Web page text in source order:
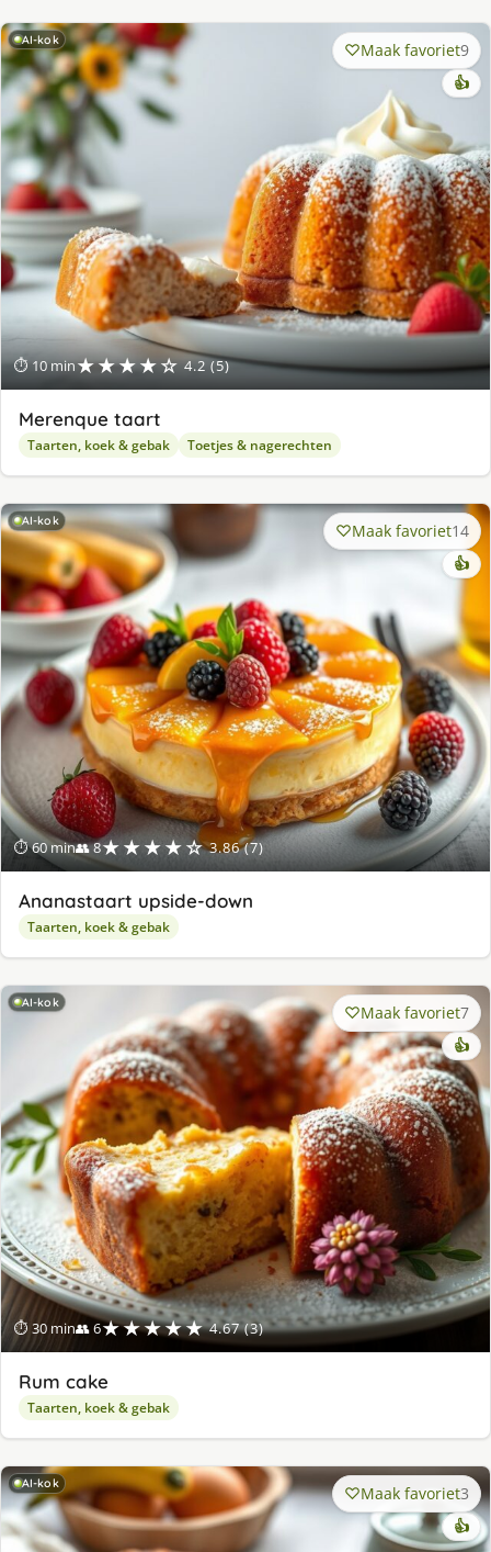
AI-kok
⏱ 10 min★★★★☆ 4.2 (5)
Maak favoriet9
👍
Merenque taart
Taarten, koek & gebak Toetjes & nagerechten
AI-kok
⏱ 60 min👥 8★★★★☆ 3.86 (7)
Maak favoriet14
👍
Ananastaart upside-down
Taarten, koek & gebak
AI-kok
⏱ 30 min👥 6★★★★★ 4.67 (3)
Maak favoriet7
👍
Rum cake
Taarten, koek & gebak
AI-kok Maak favoriet3
👍